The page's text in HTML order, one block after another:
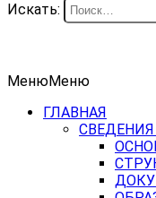
Искать:
МенюМеню
ГЛАВНАЯ